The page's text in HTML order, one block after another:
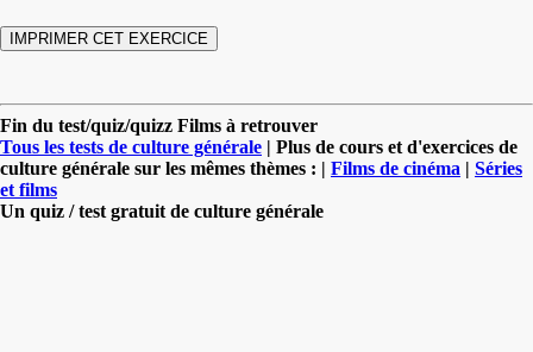
Fin du test/quiz/quizz Films à retrouver
Tous les tests de culture générale | Plus de cours et d'exercices de
culture générale sur les mêmes thèmes : | Films de cinéma | Séries
et films
Un quiz / test gratuit de culture générale